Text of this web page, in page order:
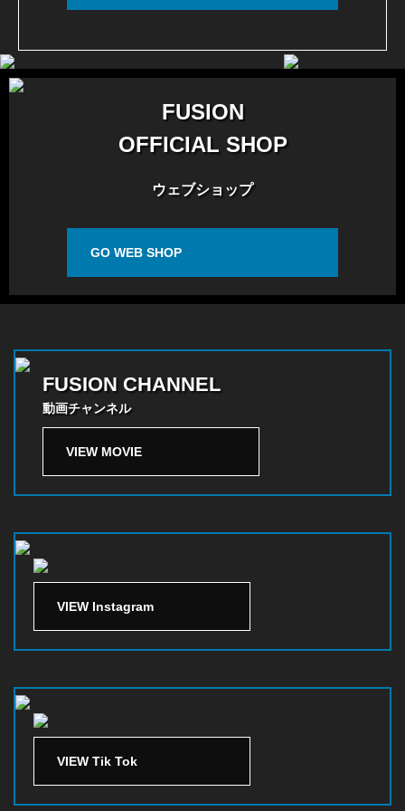
FUSION
OFFICIAL SHOP
ウェブショップ
GO WEB SHOP
FUSION CHANNEL
動画チャンネル
VIEW MOVIE
VIEW Instagram
VIEW Tik Tok